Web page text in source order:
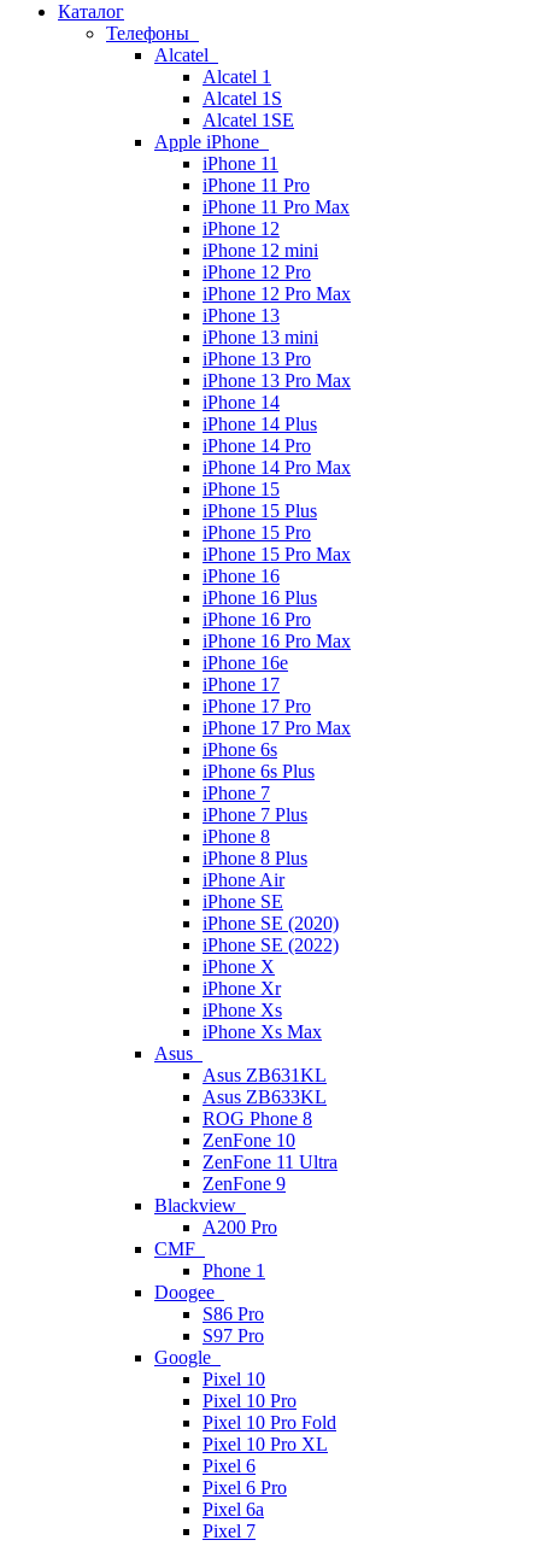
Каталог
Телефоны
Alcatel
Alcatel 1
Alcatel 1S
Alcatel 1SE
Apple iPhone
iPhone 11
iPhone 11 Pro
iPhone 11 Pro Max
iPhone 12
iPhone 12 mini
iPhone 12 Pro
iPhone 12 Pro Max
iPhone 13
iPhone 13 mini
iPhone 13 Pro
iPhone 13 Pro Max
iPhone 14
iPhone 14 Plus
iPhone 14 Pro
iPhone 14 Pro Max
iPhone 15
iPhone 15 Plus
iPhone 15 Pro
iPhone 15 Pro Max
iPhone 16
iPhone 16 Plus
iPhone 16 Pro
iPhone 16 Pro Max
iPhone 16e
iPhone 17
iPhone 17 Pro
iPhone 17 Pro Max
iPhone 6s
iPhone 6s Plus
iPhone 7
iPhone 7 Plus
iPhone 8
iPhone 8 Plus
iPhone Air
iPhone SE
iPhone SE (2020)
iPhone SE (2022)
iPhone X
iPhone Xr
iPhone Xs
iPhone Xs Max
Asus
Asus ZB631KL
Asus ZB633KL
ROG Phone 8
ZenFone 10
ZenFone 11 Ultra
ZenFone 9
Blackview
A200 Pro
CMF
Phone 1
Doogee
S86 Pro
S97 Pro
Google
Pixel 10
Pixel 10 Pro
Pixel 10 Pro Fold
Pixel 10 Pro XL
Pixel 6
Pixel 6 Pro
Pixel 6a
Pixel 7